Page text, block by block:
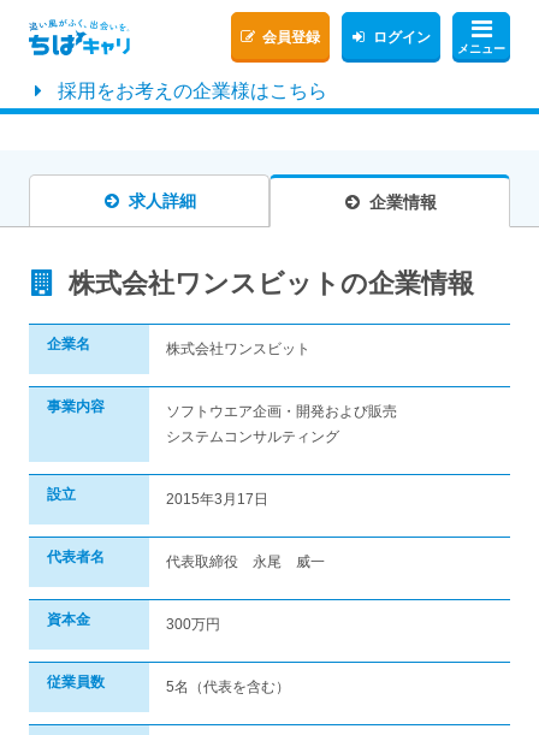
メニュー
会員登録 ログイン
採用をお考えの企業様はこちら
求人詳細 企業情報
株式会社ワンスビットの企業情報
企業名 株式会社ワンスビット
事業内容
ソフトウエア企画・開発および販売
システムコンサルティング
設立 2015年3月17日
代表者名 代表取締役 永尾 威一
資本金 300万円
従業員数 5名（代表を含む）